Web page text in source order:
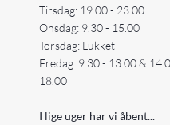
Tirsdag: 19.00 - 23.00
Onsdag: 9.30 - 15.00
Torsdag: Lukket
Fredag: 9.30 - 13.00 &
18.00
I lige uger har vi åbent...